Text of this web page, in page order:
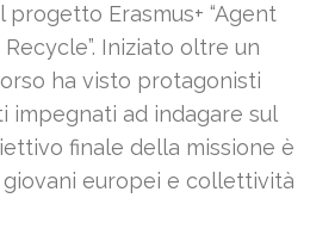
Erasmus+ “Agent
Iniziato oltre un
ha visto protagonisti
impegnati ad indagare sul
finale della missione è
giovani europei e collettività